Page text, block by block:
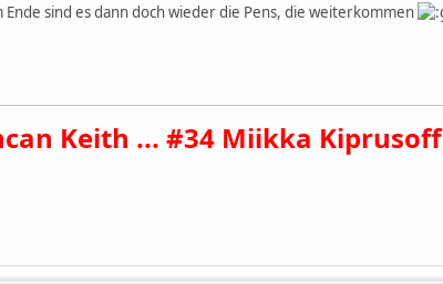
sind es dann doch wieder die Pens, die weiterkommen
Keith ... #34 Miikka Kiprusoff